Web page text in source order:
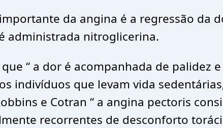
da angina é a regressão
administrada nitroglicerina.
“ a dor é acompanhada de palidez
indivíduos que levam vida
e Cotran “ a angina pectoris
recorrentes de desconforto